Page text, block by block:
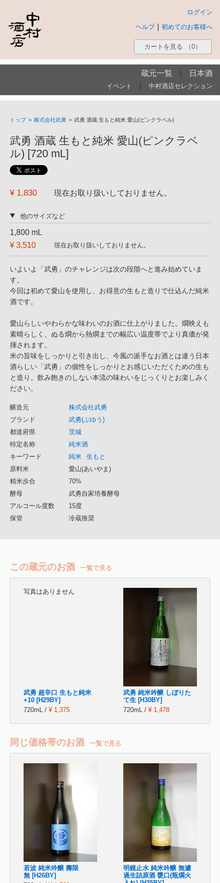
ログイン
初めてのお客様へ
ヘルプ
カートを見る （0）
蔵元一覧 日本酒
イベント 中村酒店セレクション
トップ > 株式会社武勇 > 武勇 酒蔵 生もと純米 愛山(ピンクラベル)
武勇 酒蔵 生もと純米 愛山(ピンクラベ
ル) [720 mL]
¥ 1,830 現在お取り扱いしておりません。
他のサイズなど
1,800 mL
¥ 3,510
現在お取り扱いしておりません。
いよいよ「武勇」のチャレンジは次の段階へと進み始めていま
す。
今回は初めて愛山を使用し、お得意の生もと造りで仕込んだ純米
酒です。
愛山らしいやわらかな味わいのお酒に仕上がりました。燗映えも
素晴らしく、ぬる燗から熱燗までの幅広い温度帯でより真価が発
揮されます。
米の旨味をしっかりと引き出し、今風の派手なお酒とは違う日本
酒らしい「武勇」の個性をしっかりとお感じいただくための生も
と造り。飲み飽きのしない本流の味わいをじっくりとお楽しみく
ださい。
醸造元
株式会社武勇
ブランド
武勇(ぶゆう)
都道府県
茨城
特定名称
純米酒
キーワード
純米
生もと
原料米
愛山(あいやま)
精米歩合
70%
酵母
武勇自家培養酵母
アルコール度数
15度
保管
冷蔵推奨
この蔵元のお酒 一覧で見る
写真はありません
武勇 超辛口 生もと純米
+10 [H29BY]
720mL / ¥ 1,375
武勇 純米吟醸 しぼりた
て生 [H30BY]
720mL / ¥ 1,478
同じ価格帯のお酒 一覧で見る
若波 純米吟醸 壽限
無 [H26BY]
明鏡止水 純米吟醸 無濾
過生詰原酒 甕口(瓶燗火